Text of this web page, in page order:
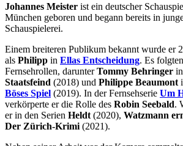
Johannes Meister ist ein deutscher
München geboren und begann bereits in
Schauspielerei.
Einem breiteren Publikum bekannt wurde er
als Philipp in Ellas Entscheidung. Es
Fernsehrollen, darunterTommy Behringer
Staatsfeind (2018) und Philippe Beaumont
Böses Spiel (2019). In der Fernsehserie Um
verkörperte er die Rolle des Robin Seebald.
er in den Serien Heldt (2020), Watzmann
Der Zürich-Krimi (2021).